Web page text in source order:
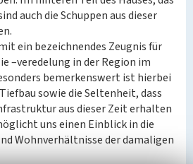
auch die Schuppen aus dieser
ein bezeichnendes Zeugnis für
–veredelung in der Region im
bemerkenswert ist hierbei
sowie die Seltenheit, dass
aus dieser Zeit erhalten
uns einen Einblick in die
Wohnverhältnisse der damaligen